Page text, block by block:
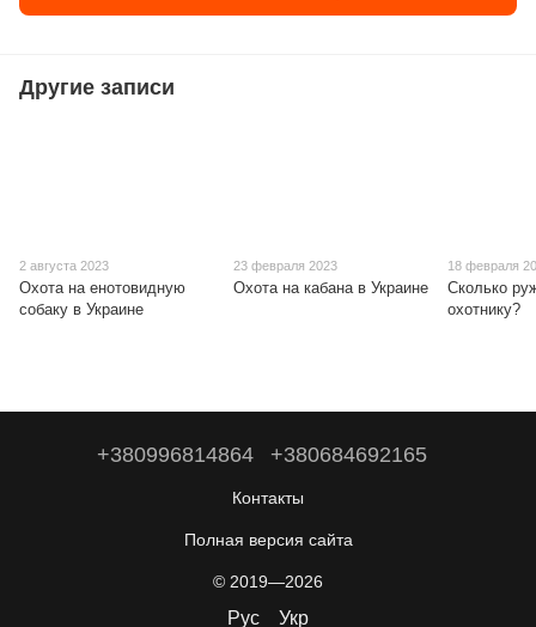
Другие записи
2 августа 2023
Охота на енотовидную
собаку в Украине
23 февраля 2023
Охота на кабана в Украине
18 февраля
Сколько
охотнику?
+380996814864 +380684692165
Контакты
Полная версия сайта
© 2019—2026
Рус Укр